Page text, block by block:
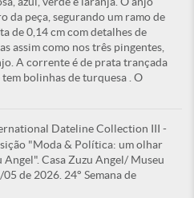
da peça, segurando um ramo de
de 0,14 cm com detalhes de
assim como nos três pingentes,
A corrente é de prata trançada
bolinhas de turquesa . O
Dateline Collection III -
"Moda & Política: um olhar
Casa Zuzu Angel/ Museu
de 2026. 24° Semana de